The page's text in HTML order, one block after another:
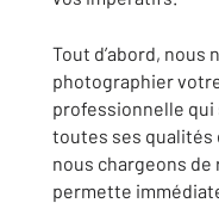
Tout d’abord, nous
photographier
professionnelle
toutes ses
nous chargeons
permette